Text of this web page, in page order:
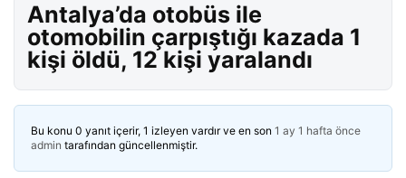
Antalya’da otobüs ile
otomobilin çarpıştığı kazada 1
kişi öldü, 12 kişi yaralandı
Bu konu 0 yanıt içerir, 1 izleyen vardır ve en son 1 ay 1 hafta önce
admin tarafından güncellenmiştir.